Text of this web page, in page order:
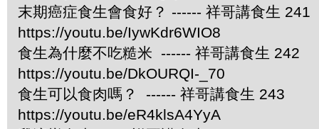
末期癌症食生會食好？ ------ 祥哥講食生 241
https://youtu.be/IywKdr6WIO8
食生為什麼不吃糙米 ------ 祥哥講食生 242
https://youtu.be/DkOURQI-_70
食生可以食肉嗎？ ------ 祥哥講食生 243
https://youtu.be/eR4klsA4YyA